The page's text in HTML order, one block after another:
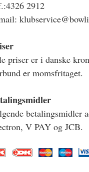
2912
priser er i danske
er momsfritaget.
betalingsmidler
V PAY og JCB.